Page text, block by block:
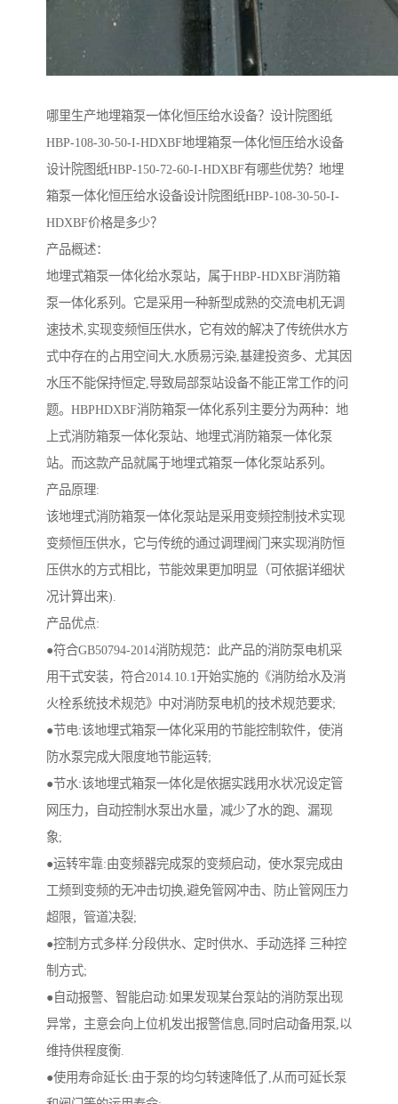
哪里生产地埋箱泵一体化恒压给水设备？设计院图纸
HBP-108-30-50-I-HDXBF地埋箱泵一体化恒压给水设备
设计院图纸HBP-150-72-60-I-HDXBF有哪些优势？地埋
箱泵一体化恒压给水设备设计院图纸HBP-108-30-50-I-
HDXBF价格是多少？
产品概述：
地埋式箱泵一体化给水泵站，属于HBP-HDXBF消防箱
泵一体化系列。它是采用一种新型成熟的交流电机无调
速技术,实现变频恒压供水，它有效的解决了传统供水方
式中存在的占用空间大,水质易污染,基建投资多、尤其因
水压不能保持恒定,导致局部泵站设备不能正常工作的问
题。HBPHDXBF消防箱泵一体化系列主要分为两种：地
上式消防箱泵一体化泵站、地埋式消防箱泵一体化泵
站。而这款产品就属于地埋式箱泵一体化泵站系列。
产品原理:
该地埋式消防箱泵一体化泵站是采用变频控制技术实现
变频恒压供水，它与传统的通过调理阀门来实现消防恒
压供水的方式相比，节能效果更加明显（可依据详细状
况计算出来).
产品优点:
●符合GB50794-2014消防规范：此产品的消防泵电机采
用干式安装，符合2014.10.1开始实施的《消防给水及消
火栓系统技术规范》中对消防泵电机的技术规范要求;
●节电:该地埋式箱泵一体化采用的节能控制软件，使消
防水泵完成大限度地节能运转;
●节水:该地埋式箱泵一体化是依据实践用水状况设定管
网压力，自动控制水泵出水量，减少了水的跑、漏现
象;
●运转牢靠:由变频器完成泵的变频启动，使水泵完成由
工频到变频的无冲击切换,避免管网冲击、防止管网压力
超限，管道决裂;
●控制方式多样:分段供水、定时供水、手动选择 三种控
制方式;
●自动报警、智能启动:如果发现某台泵站的消防泵出现
异常，主意会向上位机发出报警信息,同时启动备用泵,以
维持供程度衡.
●使用寿命延长:由于泵的均匀转速降低了,从而可延长泵